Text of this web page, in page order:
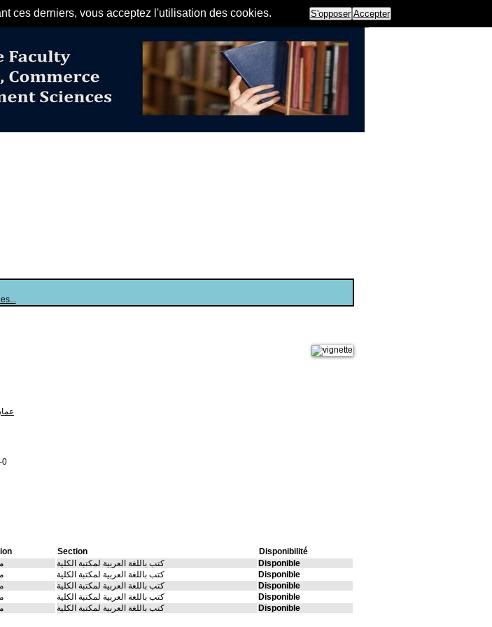
ces derniers, vous acceptez l'utilisation des cookies. S'opposer Accepter
مرحبا بكم
0
Section
Disponibilité
كتب باللغة العربية لمكتبة الكلية
Disponible
كتب باللغة العربية لمكتبة الكلية
Disponible
كتب باللغة العربية لمكتبة الكلية
Disponible
كتب باللغة العربية لمكتبة الكلية
Disponible
كتب باللغة العربية لمكتبة الكلية Disponible